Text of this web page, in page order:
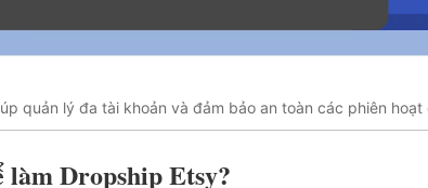
quản lý đa tài khoản và đảm bảo an toàn các phiên hoạt
làm Dropship Etsy?